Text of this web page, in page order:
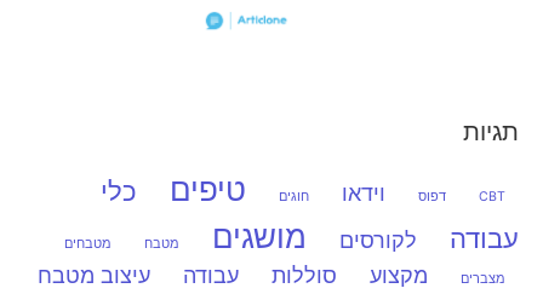
תגיות
CBT דפוס וידאו חוגים טיפים
כלי
עבודה
לקורסים מושגים מטבח מטבחים
מצברים מקצוע סוללות עבודה עיצוב מטבח